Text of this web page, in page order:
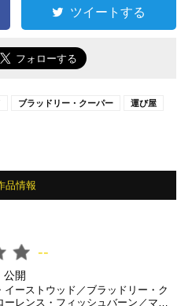
ツイートする
ブラッドリー・クーパー 運び屋
品情報
--
公開
イーストウッド／ブラッドリー・ク
ーレンス・フィッシュバーン／マイ